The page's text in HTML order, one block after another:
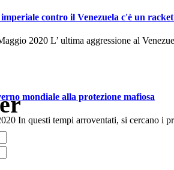
contro il Venezuela c'è un
2020 L’ ultima aggressione al
mondiale alla protezione mafiosa
In questi tempi arroventati, si cercano i